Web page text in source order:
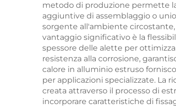
metodo di produzione permette
aggiuntive di assemblaggio o
sorgente all'ambiente
vantaggio significativo è la
spessore delle alette per
resistenza alla corrosione,
calore in alluminio estruso
per applicazioni specializzate. La
creata attraverso il processo di
incorporare caratteristiche di